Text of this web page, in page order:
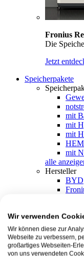
Fronius
Die
Jetzt
Speicherpakete
mit
mit
mit
mit
alle
Hersteller
BYD
SMA
Wir verwenden
Wir können diese zur
Webseite zu verbessern,
großartiges Webseiten-
von uns verwendeten